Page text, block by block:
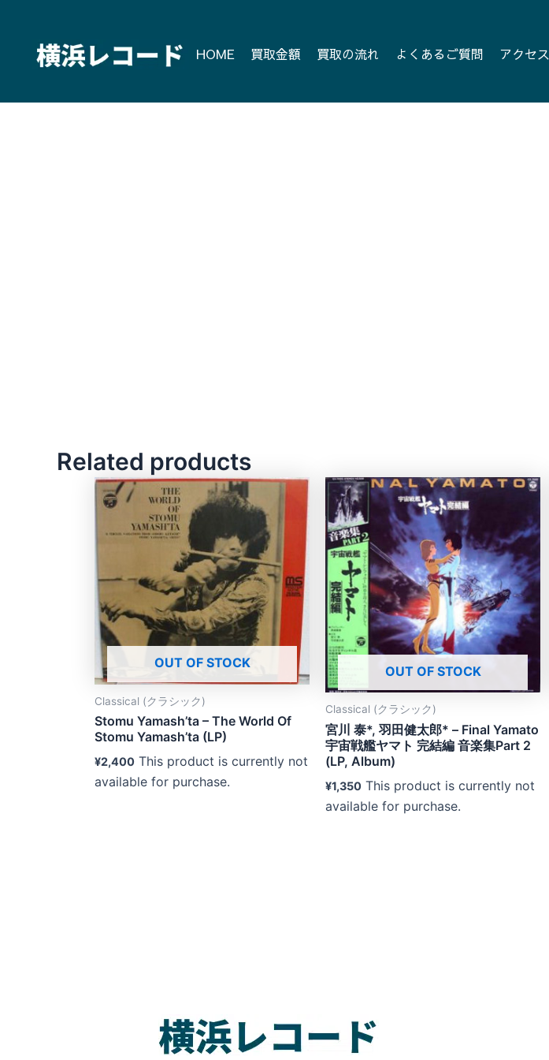
content
HOME 買取金額 買取の流れ よくあるご質問 アクセス
Related products
OUT OF STOCK
Classical (クラシック)
Stomu Yamash’ta – The World Of
Stomu Yamash’ta (LP)
¥2,400 This product is currently not
available for purchase.
OUT OF STOCK
Classical (クラシック)
宮川 泰*, 羽田健太郎* – Final Yamato
宇宙戦艦ヤマト 完結編 音楽集Part 2
(LP, Album)
¥1,350 This product is currently not
available for purchase.